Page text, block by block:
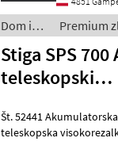
rezila 52 cm - z dolž
Dom in
vrt /
Stiga
Premium
Stiga SPS 700
teleskopski
obrezovalnik
Št. 52441 Akumulatorska
teleskopska